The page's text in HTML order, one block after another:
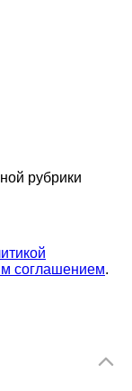
рубрики
соглашением.